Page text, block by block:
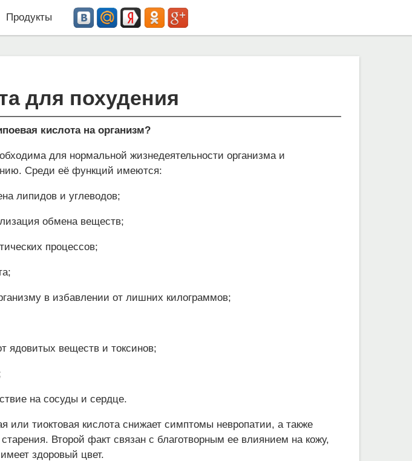
Продукты
для похудения
кислота на организм?
для нормальной жизнедеятельности организма и
Среди её функций имеются:
липидов и углеводов;
обмена веществ;
процессов;
в избавлении от лишних килограммов;
ядовитых веществ и токсинов;
на сосуды и сердце.
или тиоктовая кислота снижает симптомы невропатии, а также
Второй факт связан с благотворным ее влиянием на кожу,
здоровый цвет.